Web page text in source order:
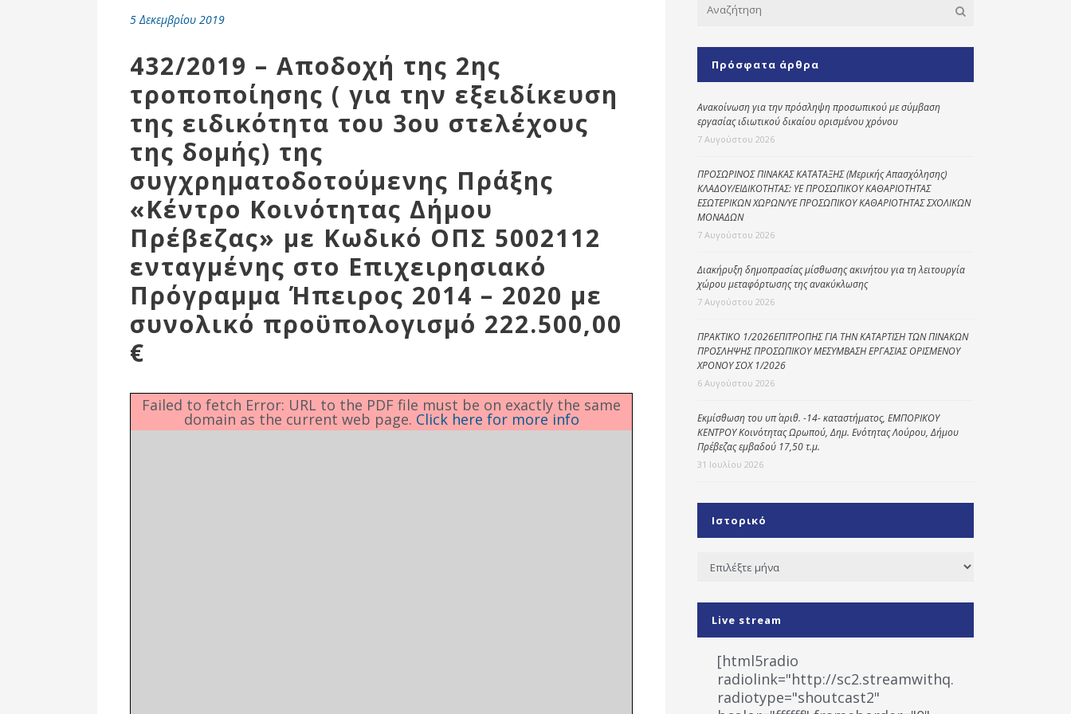
Γραφείο εσόδων
Παιδικοί σταθμοί
Κοινωνικό
Kοινωνικό
φαρμακείο
Πρόγραμμα
“Βοήθεια στο σπίτι”
Φροντίδας
Ηλικιωμένων
(Κ.Η.Φ.Η.) Πρέβεζας
Αθλητικές
Υποδομές
Αθλητικές
Εκδηλώσεις
Δίκτυο
Εθελοντισμού
Δήμου Πρέβεζας
5 Δεκεμβρίου 2019
432/2019 – Αποδοχή της 2ης
τροποποίησης ( για την εξειδίκευση
της ειδικότητα του 3ου στελέχους
της δομής) της
συγχρηματοδοτούμενης Πράξης
«Κέντρο Κοινότητας Δήμου
Πρέβεζας» με Κωδικό ΟΠΣ 5002112
ενταγμένης στο Επιχειρησιακό
Πρόγραμμα Ήπειρος 2014 – 2020 με
συνολικό προϋπολογισμό 222.500,00
€
Failed to fetch Error: URL to the PDF file must be on exactly the same
domain as the current web page. Click here for more info
Πρόσφατα άρθρα
Ανακοίνωση για την πρόσληψη προσωπικού με σύμβαση
εργασίας ιδιωτικού δικαίου ορισμένου χρόνου
7 Αυγούστου 2026
ΠΡΟΣΩΡΙΝΟΣ ΠΙΝΑΚΑΣ ΚΑΤΑΤΑΞΗΣ (Μερικής Απασχόλησης)
ΚΛΑΔΟΥ/ΕΙΔΙΚΟΤΗΤΑΣ: ΥΕ ΠΡΟΣΩΠΙΚΟΥ ΚΑΘΑΡΙΟΤΗΤΑΣ
ΕΣΩΤΕΡΙΚΩΝ ΧΩΡΩΝ/ΥΕ ΠΡΟΣΩΠΙΚΟΥ ΚΑΘΑΡΙΟΤΗΤΑΣ ΣΧΟΛΙΚΩΝ
ΜΟΝΑΔΩΝ
7 Αυγούστου 2026
Διακήρυξη δημοπρασίας μίσθωσης ακινήτου για τη λειτουργία
χώρου μεταφόρτωσης της ανακύκλωσης
7 Αυγούστου 2026
ΠΡΑΚΤΙΚΟ 1/2026ΕΠΙΤΡΟΠΗΣ ΓΙΑ ΤΗΝ ΚΑΤΑΡΤΙΣΗ ΤΩΝ ΠΙΝΑΚΩΝ
ΠΡΟΣΛΗΨΗΣ ΠΡΟΣΩΠΙΚΟΥ ΜΕΣΥΜΒΑΣΗ ΕΡΓΑΣΙΑΣ ΟΡΙΣΜΕΝΟΥ
ΧΡΟΝΟΥ ΣΟΧ 1/2026
6 Αυγούστου 2026
Εκμίσθωση του υπ΄ αριθ. -14- καταστήματος, ΕΜΠΟΡΙΚΟΥ
ΚΕΝΤΡΟΥ Κοινότητας Ωρωπού, Δημ. Ενότητας Λούρου, Δήμου
Πρέβεζας εμβαδού 17,50 τ.μ.
31 Ιουλίου 2026
Ιστορικό
Ιστορικό
Live stream
[html5radio
radiolink="http://sc2.streamwithq.com:8028/
radiotype="shoutcast2"